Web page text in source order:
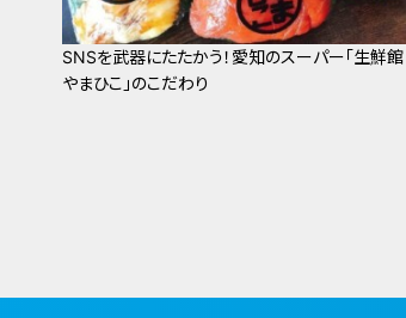
SNSを武器にたたかう！愛知のスーパー「生鮮館
やまひこ」のこだわり